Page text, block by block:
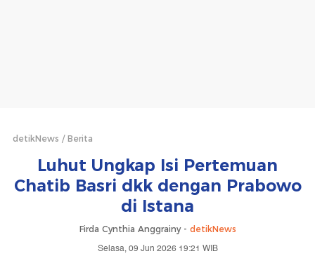
detikNews Berita
Luhut Ungkap Isi Pertemuan
Chatib Basri dkk dengan Prabowo
di Istana
Firda Cynthia Anggrainy - detikNews
Selasa, 09 Jun 2026 19:21 WIB